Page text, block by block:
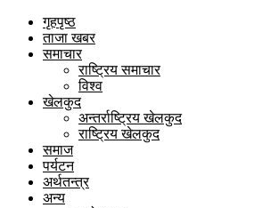
गृहपृष्ठ
ताजा खबर
समाचार
राष्ट्रिय समाचार
विश्व
खेलकुद
अन्तर्राष्ट्रिय खेलकुद
राष्ट्रिय खेलकुद
समाज
पर्यटन
अर्थतन्त्र
अन्य